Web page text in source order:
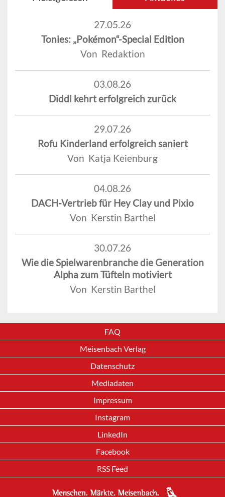
27.05.26
Tonies: „Pokémon“-Special Edition
Von Redaktion
03.08.26
Diddl kehrt erfolgreich zurück
29.07.26
Rofu Kinderland erfolgreich saniert
Von Katja Keienburg
04.08.26
DACH-Vertrieb für Hey Clay und Pixio
Von Kerstin Barthel
30.07.26
Wie die Spielwarenbranche die Generation
Alpha zum Tüfteln motiviert
Von Kerstin Barthel
FAQ
Meisenbach Verlag
Datenschutz
Mediadaten
Impressum
Instagram
LinkedIn
Facebook
RSS Feed